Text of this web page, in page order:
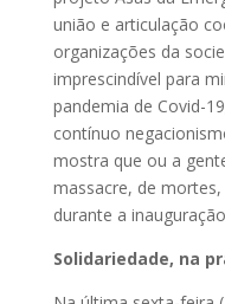
união e articulação
organizações da
imprescindível para
pandemia de Covid-
contínuo
mostra que ou a
massacre, de
durante a
Solidariedade, na